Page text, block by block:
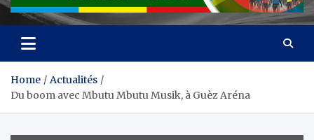
Home
Actualités
Du boom avec Mbutu Mbutu Musik, à Guèz Aréna